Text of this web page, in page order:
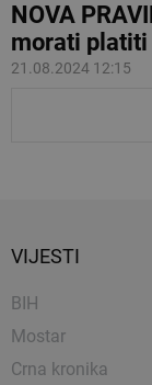
NOVA
morati platiti
21.08.2024 12:15
VIJESTI
BIH
Mostar
Crna kronika